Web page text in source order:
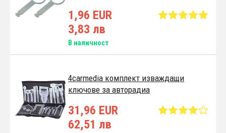
1,96 EUR
3,83 лв
В наличност
4carmedia комплект изваждащи
ключове за авторадиа
31,96 EUR
62,51 лв